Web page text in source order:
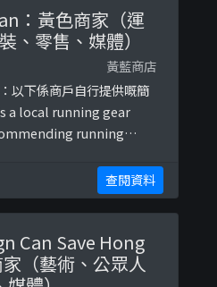
明貼文：
...
：黃色商家（運
、零售、媒體）
黃藍商店
以下係商戶自行提供嘅簡
a local running gear
running
launch8running/p
...
查閱資料
Can Save Hong
（藝術、公眾人